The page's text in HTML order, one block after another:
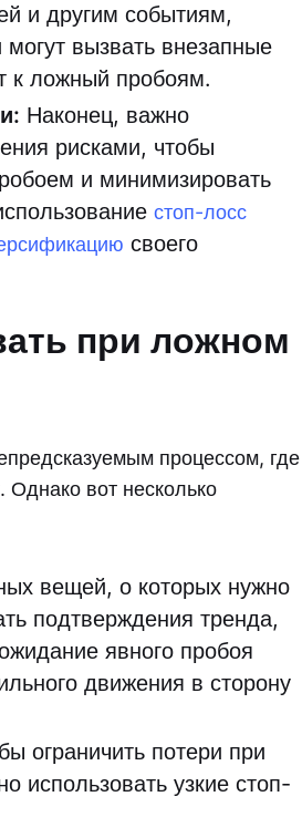
и другим событиям,
вызвать внезапные
к ложный пробоям.
Наконец, важно
рисками, чтобы
и минимизировать
стоп-лосс
своего
при ложном
процессом, где
Однако вот несколько
вещей, о которых нужно
подтверждения тренда,
явного пробоя
движения в сторону
ограничить потери при
использовать узкие стоп-